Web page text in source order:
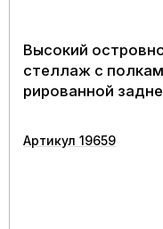
Высокий
стеллаж с
рированной
Артикул 19659